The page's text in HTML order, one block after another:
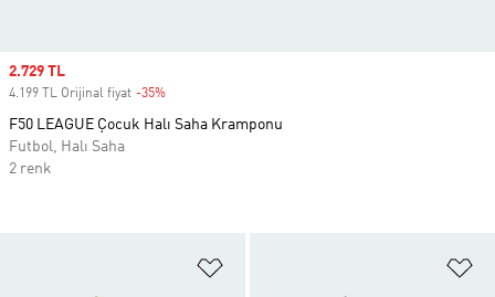
Sale price
2.729 TL
4.199 TL Orijinal fiyat -35%
F50 LEAGUE Çocuk Halı Saha Kramponu
Futbol, Halı Saha
2 renk